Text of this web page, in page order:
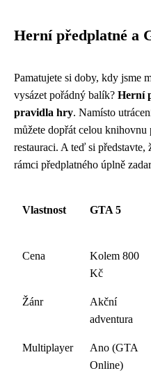
Herní předplatné a
Pamatujete si doby, kdy jsme
vysázet pořádný balík? Herní
pravidla hry. Namísto
můžete dopřát celou knihovnu
restauraci. A teď si představte,
rámci předplatného úplně
Vlastnost GTA 5
Cena
Kolem 800
Kč
Žánr
Akční
adventura
Multiplayer
Ano (GTA
Online)